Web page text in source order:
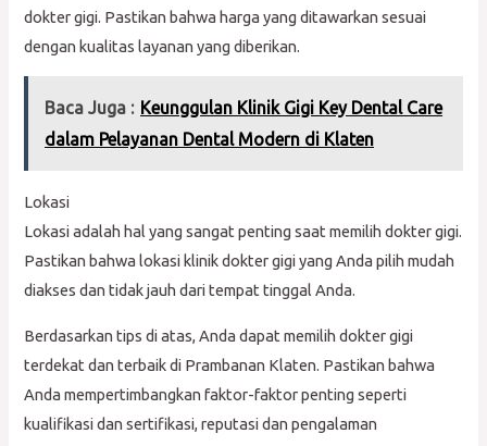
dokter gigi. Pastikan bahwa harga yang ditawarkan sesuai
dengan kualitas layanan yang diberikan.
Baca Juga : Keunggulan Klinik Gigi Key Dental Care
dalam Pelayanan Dental Modern di Klaten
Lokasi
Lokasi adalah hal yang sangat penting saat memilih dokter gigi.
Pastikan bahwa lokasi klinik dokter gigi yang Anda pilih mudah
diakses dan tidak jauh dari tempat tinggal Anda.
Berdasarkan tips di atas, Anda dapat memilih dokter gigi
terdekat dan terbaik di Prambanan Klaten. Pastikan bahwa
Anda mempertimbangkan faktor-faktor penting seperti
kualifikasi dan sertifikasi, reputasi dan pengalaman